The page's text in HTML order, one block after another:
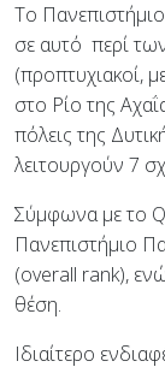
Το
σε αυτό περί
(προπτυχιακοί,
στο Ρίο της
πόλεις της
λειτουργούν 7
Σύμφωνα με το
Πανεπιστήμιο
(overall rank),
θέση.
Ιδιαίτερο